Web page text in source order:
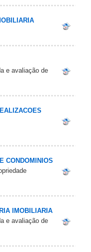
e avaliação de
CONDOMINIOS
IMOBILIARIA
e avaliação de